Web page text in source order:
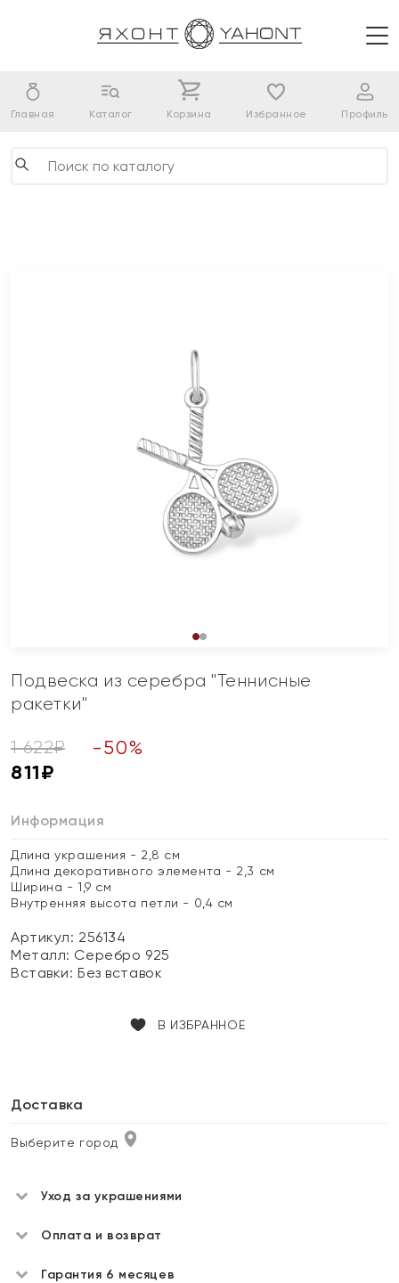
Главная Каталог Корзина Избранное Профиль
Подвеска из серебра "Теннисные
ракетки"
1 622₽ -50%
811₽
Информация
Длина украшения - 2,8 см
Длина декоративного элемента - 2,3 см
Ширина - 1,9 см
Внутренняя высота петли - 0,4 см
Артикул: 256134
Металл: Серебро 925
Вставки:Без вставок
В ИЗБРАННОЕ
Доставка
Выберите город
Уход за украшениями
Оплата и возврат
Гарантия 6 месяцев